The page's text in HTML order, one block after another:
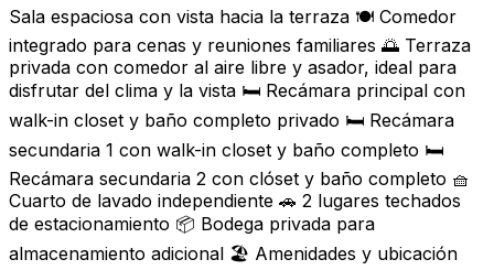
Sala espaciosa con vista hacia la terraza 🍽 Comedor
integrado para cenas y reuniones familiares 🌅 Terraza
privada con comedor al aire libre y asador, ideal para
disfrutar del clima y la vista 🛏 Recámara principal con
walk-in closet y baño completo privado 🛏 Recámara
secundaria 1 con walk-in closet y baño completo 🛏
Recámara secundaria 2 con clóset y baño completo 🧺
Cuarto de lavado independiente 🚗 2 lugares techados
de estacionamiento 📦 Bodega privada para
almacenamiento adicional 🏖️ Amenidades y ubicación